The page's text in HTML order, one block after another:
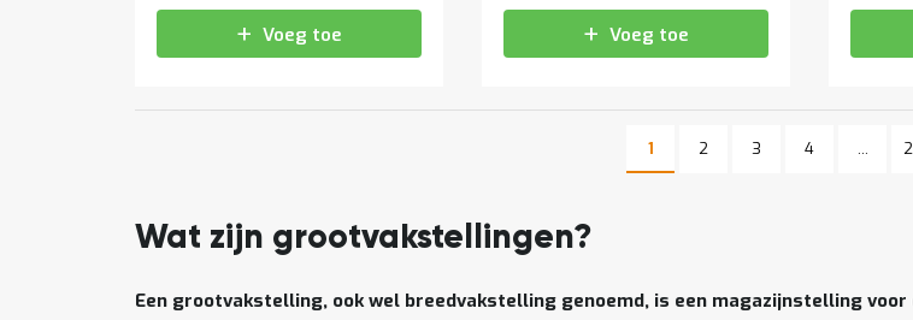
Voeg toe Voeg toe
Pagina
U lees momenteel pagina
1 Pagina
2 Pagina
3 Pagina
4 ...
Wat zijn grootvakstellingen?
Een grootvakstelling, ook wel breedvakstelling genoemd, is een magazijnstelling